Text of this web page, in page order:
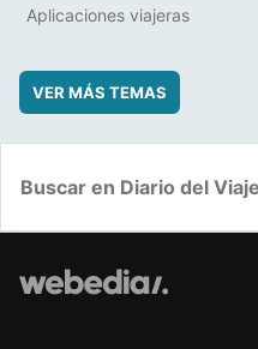
Aplicaciones viajeras
VER MÁS TEMAS